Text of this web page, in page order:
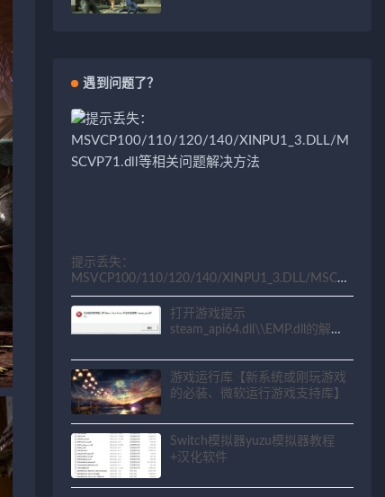
遇到问题了？
提示丢失：
MSVCP100/110/120/140/XINPU1_3.DLL/MSCV
P71.dll等相关问题解决方法
打开游戏提示
steam_api64.dll\\EMP.dll的解决
游戏运行库【新系统或刚玩游戏
的必装、微软运行游戏支持库】
Switch模拟器yuzu模拟器教程
+汉化软件